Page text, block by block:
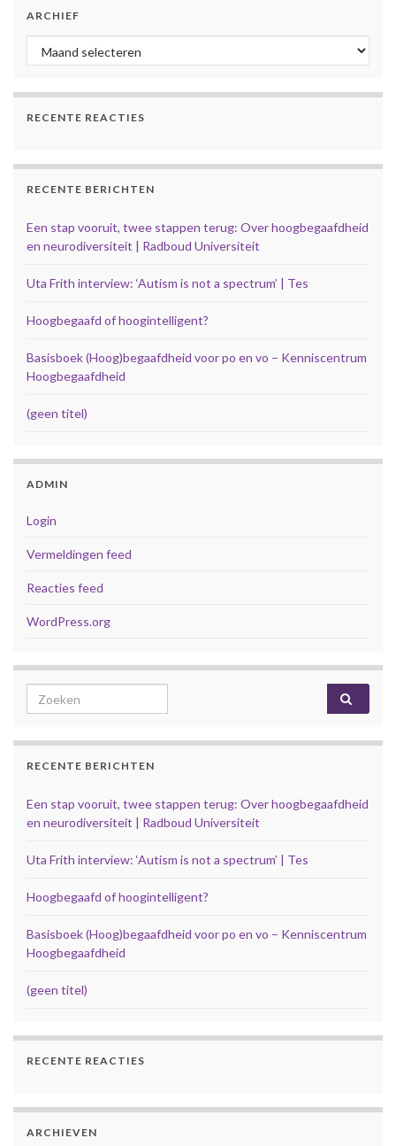
ARCHIEF
Archief
RECENTE REACTIES
RECENTE BERICHTEN
Een stap vooruit, twee stappen terug: Over hoogbegaafdheid
en neurodiversiteit | Radboud Universiteit
Uta Frith interview: ‘Autism is not a spectrum’ | Tes
Hoogbegaafd of hoogintelligent?
Basisboek (Hoog)begaafdheid voor po en vo – Kenniscentrum
Hoogbegaafdheid
(geen titel)
ADMIN
Login
Vermeldingen feed
Reacties feed
WordPress.org
Search for:
RECENTE BERICHTEN
Een stap vooruit, twee stappen terug: Over hoogbegaafdheid
en neurodiversiteit | Radboud Universiteit
Uta Frith interview: ‘Autism is not a spectrum’ | Tes
Hoogbegaafd of hoogintelligent?
Basisboek (Hoog)begaafdheid voor po en vo – Kenniscentrum
Hoogbegaafdheid
(geen titel)
RECENTE REACTIES
ARCHIEVEN